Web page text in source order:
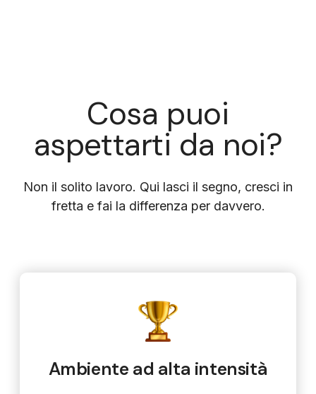
Cosa puoi
aspettarti da noi?
Non il solito lavoro. Qui lasci il segno, cresci in
fretta e fai la differenza per davvero.
Ambiente ad alta intensità